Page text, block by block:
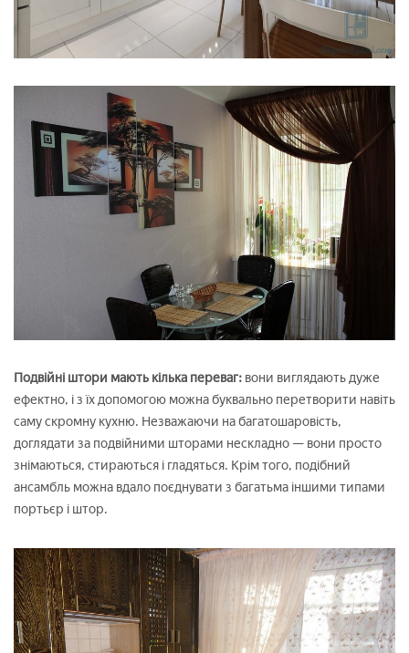
Подвійні штори мають кілька переваг: вони виглядають дуже
ефектно, і з їх допомогою можна буквально перетворити навіть
саму скромну кухню. Незважаючи на багатошаровість,
доглядати за подвійними шторами нескладно — вони просто
знімаються, стираються і гладяться. Крім того, подібний
ансамбль можна вдало поєднувати з багатьма іншими типами
портьєр і штор.